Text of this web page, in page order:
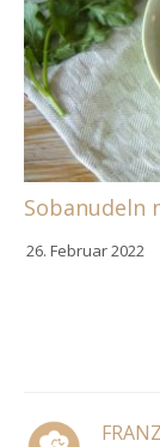
Sobanudeln
26. Februar 2022